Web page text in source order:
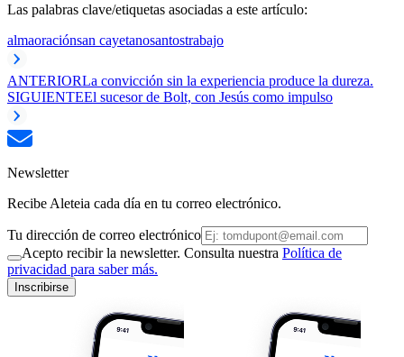
Las palabras clave/etiquetas asociadas a este artículo:
almaoraciónsan cayetanosantostrabajo
ANTERIORLa convicción sin la experiencia produce la dureza.
SIGUIENTEEl sucesor de Bolt, con Jesús como impulso
Newsletter
Recibe Aleteia cada día en tu correo electrónico.
Tu dirección de correo electrónico
Acepto recibir la newsletter. Consulta nuestra Política de
privacidad para saber más.
Inscribirse